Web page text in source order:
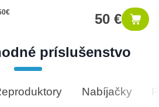
50 €
príslušenstvo
Nabíjačky